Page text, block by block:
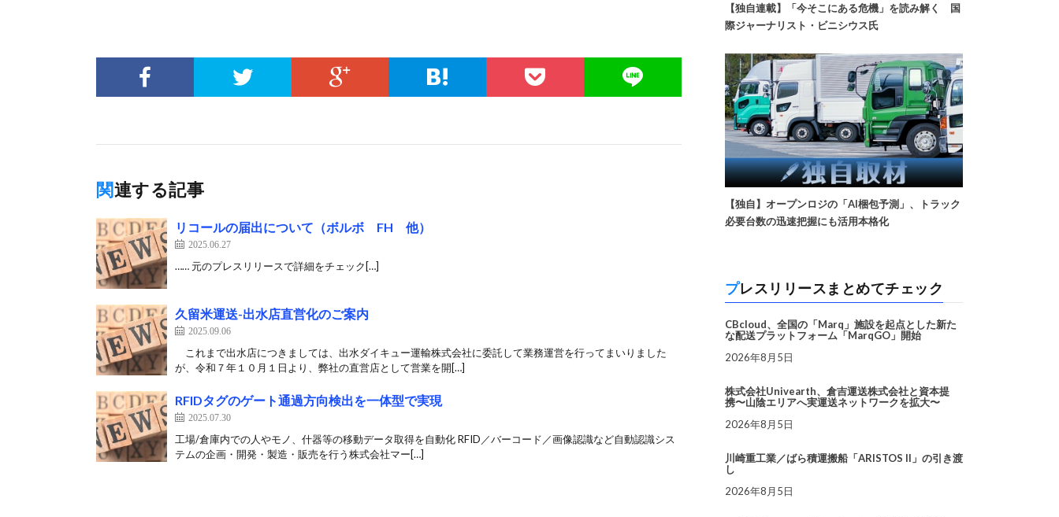
関連する記事
リコールの届出について（ボルボ FH 他）
2025.06.27
…… 元のプレスリリースで詳細をチェック[…]
久留米運送-出水店直営化のご案内
2025.09.06
これまで出水店につきましては、出水ダイキュー運輸株式会社に委託して業務運営を行ってまいりました
が、令和７年１０月１日より、弊社の直営店として営業を開[…]
RFIDタグのゲート通過方向検出を一体型で実現
2025.07.30
工場/倉庫内での人やモノ、什器等の移動データ取得を自動化 RFID／バーコード／画像認識など自動認識シス
テムの企画・開発・製造・販売を行う株式会社マー[…]
【独自連載】「今そこにある危機」を読み解く 国
際ジャーナリスト・ビニシウス氏
【独自】オープンロジの「AI梱包予測」、トラック
必要台数の迅速把握にも活用本格化
プレスリリースまとめてチェック
CBcloud、全国の「Marq」施設を起点とした新た
な配送プラットフォーム「MarqGO」開始
2026年8月5日
株式会社Univearth、倉吉運送株式会社と資本提
携〜山陰エリアへ実運送ネットワークを拡大〜
2026年8月5日
川崎重工業／ばら積運搬船「ARISTOS II」の引き渡
し
2026年8月5日